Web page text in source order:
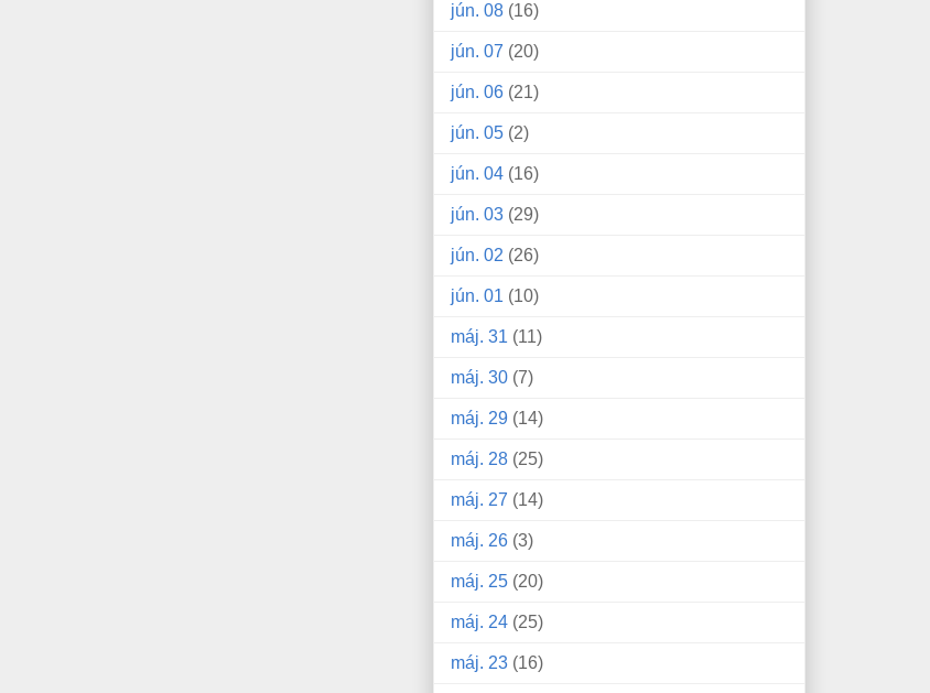
jún. 08 (16)
jún. 07 (20)
jún. 06 (21)
jún. 05 (2)
jún. 04 (16)
jún. 03 (29)
jún. 02 (26)
jún. 01 (10)
máj. 31 (11)
máj. 30 (7)
máj. 29 (14)
máj. 28 (25)
máj. 27 (14)
máj. 26 (3)
máj. 25 (20)
máj. 24 (25)
máj. 23 (16)